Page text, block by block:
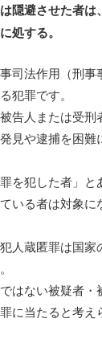
隠避させた者は
処する。
司法作用（刑事
犯罪です。
告人または受
見や逮捕を困難
を犯した者」と
いる者は対象に
人蔵匿罪は国家
はない被疑者・
に当たると考え